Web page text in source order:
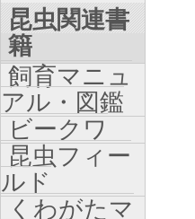
昆虫関連書
籍
飼育マニュ
アル・図鑑
ビークワ
昆虫フィー
ルド
くわがたマ